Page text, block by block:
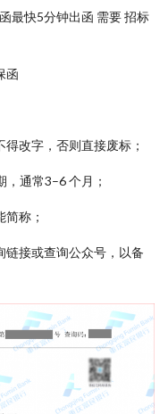
最快5分钟出函 需要 招标
函
改字，否则直接废标；
通常3–6 个月；
称；
链接或查询公众号，以备